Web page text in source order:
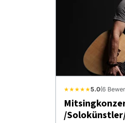
★★★★★5.0(6
/